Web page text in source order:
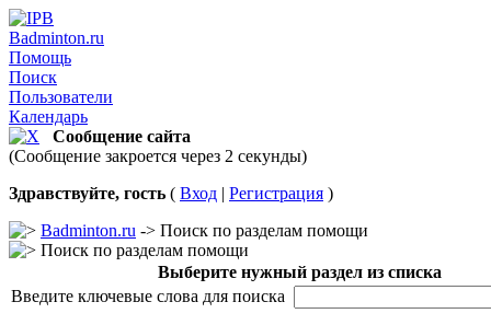
Badminton.ru
Помощь
Поиск
Пользователи
Календарь
Сообщение сайта
(Сообщение закроется через 2 секунды)
Здравствуйте, гость ( Вход | Регистрация )
Badminton.ru -> Поиск по разделам помощи
Поиск по разделам помощи
Выберите нужный раздел из списка
Введите ключевые слова для поиска